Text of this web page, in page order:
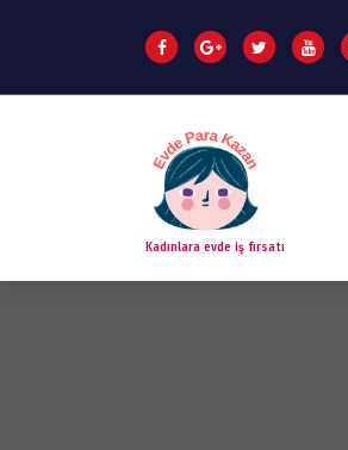
Kadınlara evde iş fırsatı